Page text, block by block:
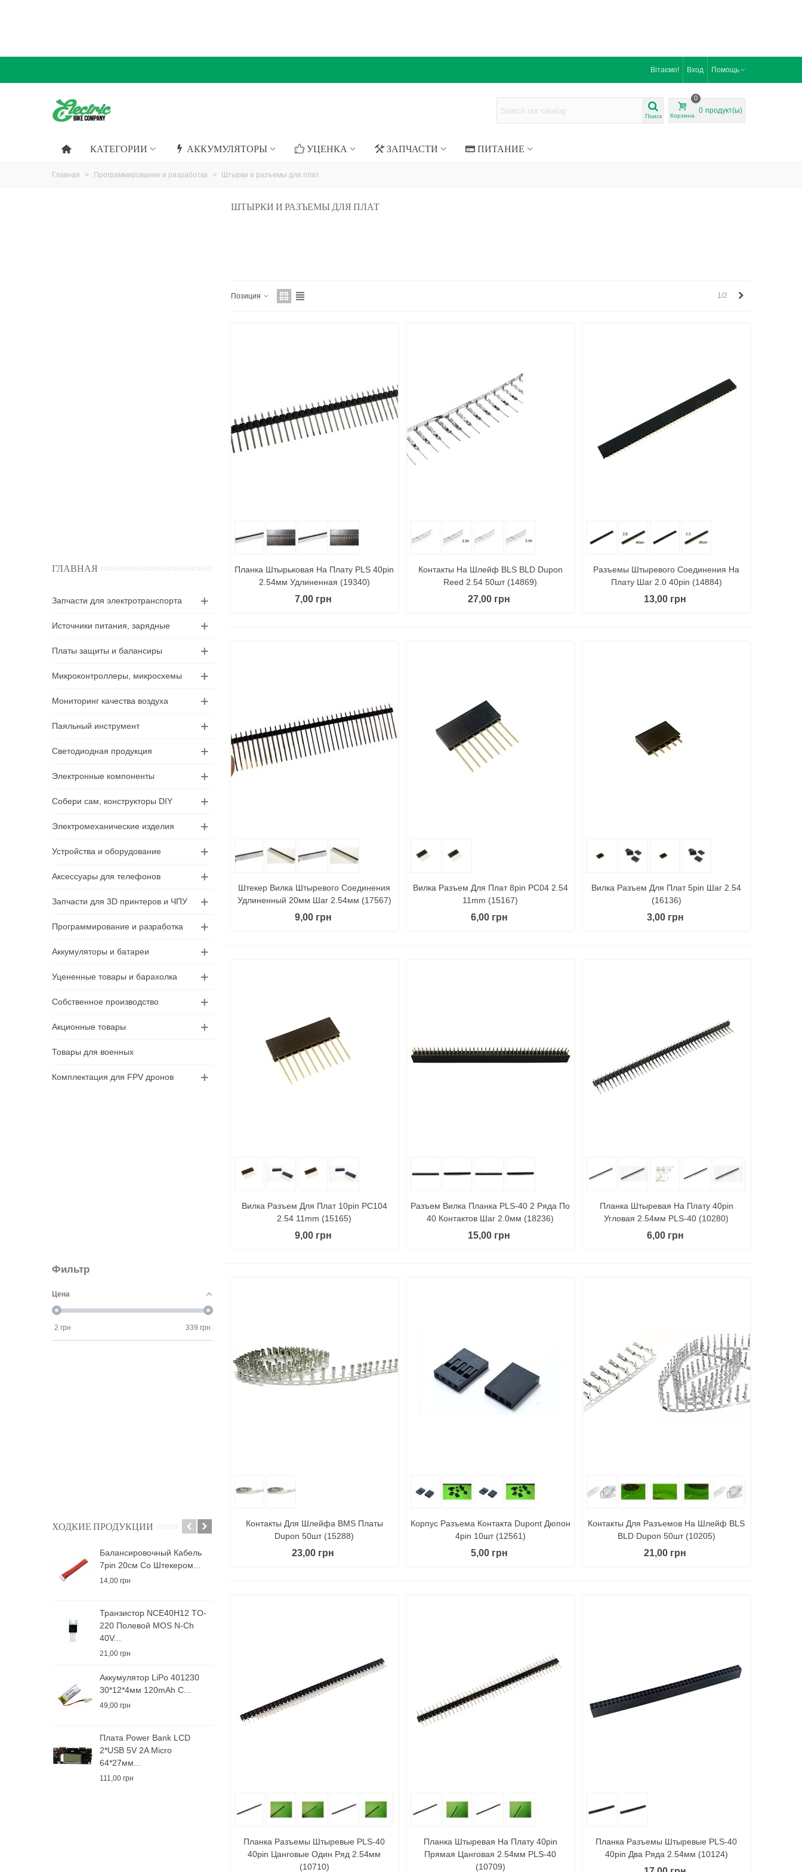
Вітаємо! Вход Помощь
Поиск Корзина
0
0 продукт(ы)
КАТЕГОРИИ АККУМУЛЯТОРЫ УЦЕНКА ЗАПЧАСТИ ПИТАНИЕ
Главная > Программирование и разработка > Штырки и разъемы для плат
ГЛАВНАЯ
Запчасти для электротранспорта
Источники питания, зарядные
Платы защиты и балансиры
Микроконтроллеры, микросхемы
Мониторинг качества воздуха
Паяльный инструмент
Светодиодная продукция
Электронные компоненты
Собери сам, конструкторы DIY
Электромеханические изделия
Устройства и оборудование
Аксессуары для телефонов
Запчасти для 3D принтеров и ЧПУ
Программирование и разработка
Аккумуляторы и батареи
Уцененные товары и барахолка
Собственное производство
Акционные товары
Товары для военных
Комплектация для FPV дронов
Фильтр
Цена
2 грн 339 грн
ХОДКИЕ ПРОДУКЦИИ
Балансировочный Кабель
7pin 20см Со Штекером...
14,00 грн
Транзистор NCE40H12 TO-
220 Полевой MOS N-Ch
40V...
21,00 грн
Аккумулятор LiPo 401230
30*12*4мм 120mAh С...
49,00 грн
Плата Power Bank LCD
2*USB 5V 2A Micro
64*27мм...
111,00 грн
Аккумулятор LiPo 501012
ШТЫРКИ И РАЗЪЕМЫ ДЛЯ ПЛАТ
Позиция 1/2
Планка Штырьковая На Плату PLS 40pin
2.54мм Удлиненная (19340)
7,00 грн
Контакты На Шлейф BLS BLD Dupon
Reed 2.54 50шт (14869)
27,00 грн
Разъемы Штыревого Соединения На
Плату Шаг 2.0 40pin (14884)
13,00 грн
Штекер Вилка Штыревого Соединения
Удлиненный 20мм Шаг 2.54мм (17567)
9,00 грн
Вилка Разъем Для Плат 8pin PC04 2.54
11mm (15167)
6,00 грн
Вилка Разъем Для Плат 5pin Шаг 2.54
(16136)
3,00 грн
Вилка Разъем Для Плат 10pin PC104
2.54 11mm (15165)
9,00 грн
Разъем Вилка Планка PLS-40 2 Ряда По
40 Контактов Шаг 2.0мм (18236)
15,00 грн
Планка Штыревая На Плату 40pin
Угловая 2.54мм PLS-40 (10280)
6,00 грн
Контакты Для Шлейфа BMS Платы
Dupon 50шт (15288)
23,00 грн
Корпус Разъема Контакта Dupont Дюпон
4pin 10шт (12561)
5,00 грн
Контакты Для Разъемов На Шлейф BLS
BLD Dupon 50шт (10205)
21,00 грн
Планка Разъемы Штыревые PLS-40
40pin Цанговые Один Ряд 2.54мм
(10710)
Планка Штыревая На Плату 40pin
Прямая Цанговая 2.54мм PLS-40
(10709)
Планка Разъемы Штыревые PLS-40
40pin Два Ряда 2.54мм (10124)